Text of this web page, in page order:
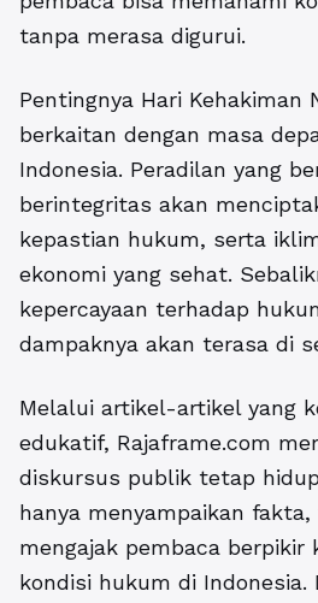
tanpa merasa digurui.
Pentingnya Hari Kehakiman
berkaitan dengan masa
Indonesia. Peradilan yang
berintegritas akan
kepastian hukum, serta
ekonomi yang sehat.
kepercayaan terhadap
dampaknya akan terasa di
Melalui artikel-artikel yang
edukatif, Rajaframe.com
diskursus publik tetap
hanya menyampaikan
mengajak pembaca
kondisi hukum di Indonesia.